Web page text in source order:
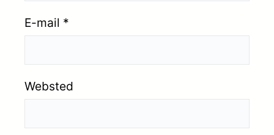
E-mail *
Websted